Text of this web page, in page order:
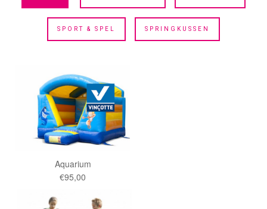
SPORT & SPEL SPRINGKUSSEN
Aquarium
€95,00